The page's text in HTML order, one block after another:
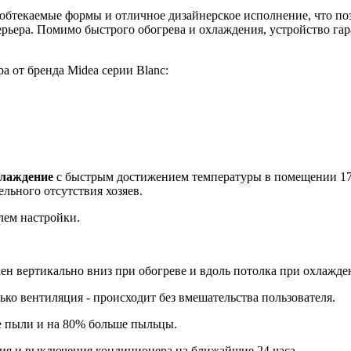
формы и отличное дизайнерское исполнение, что
Помимо быстрого обогрева и охлаждения, устройство
от бренда Midea серии Blanc:
с быстрым достижением температуры в помещении
отсутствия хозяев.
настройки.
вертикально вниз при обогреве и вдоль потолка при
вентиляция - происходит без вмешательства пользователя.
пыли и на 80% больше пыльцы.